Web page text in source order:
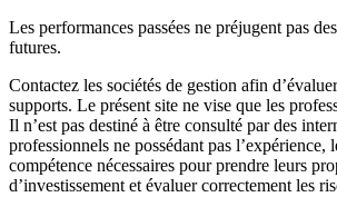
Les performances passées ne préjugent pas
futures.
Contactez les sociétés de gestion afin
supports. Le présent site ne vise que les
Il n’est pas destiné à être consulté par des
professionnels ne possédant pas l’expérience,
compétence nécessaires pour prendre leurs
d’investissement et évaluer correctement les